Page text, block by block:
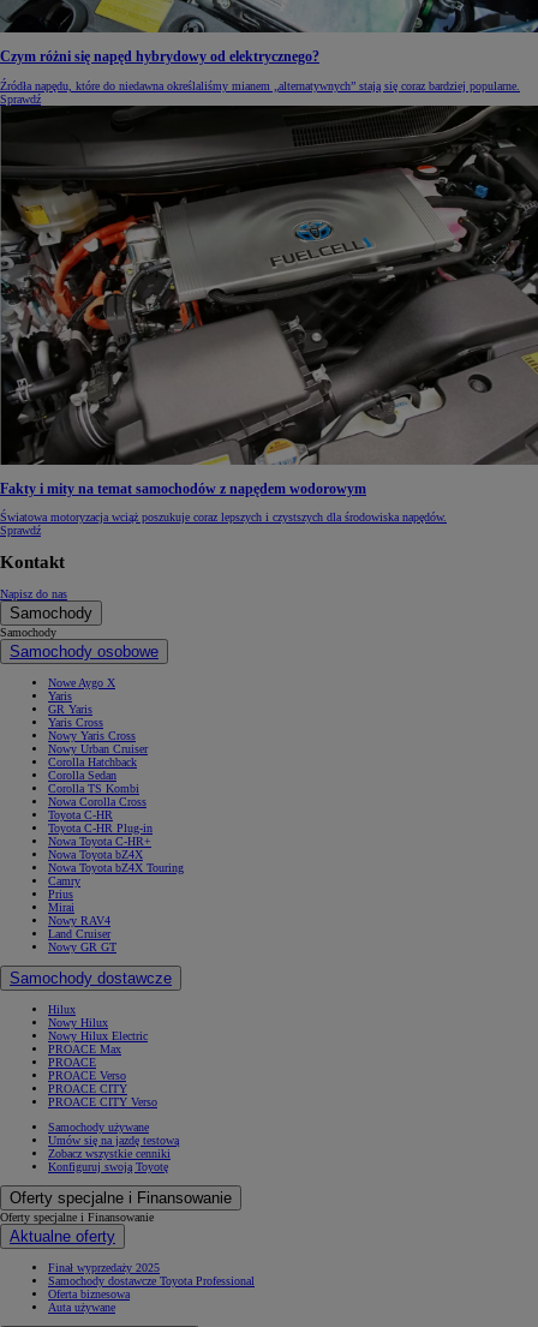
Czym różni się napęd hybrydowy od elektrycznego?
Źródła napędu, które do niedawna określaliśmy mianem „alternatywnych” stają się coraz bardziej popularne.
Sprawdź
Fakty i mity na temat samochodów z napędem wodorowym
Światowa motoryzacja wciąż poszukuje coraz lepszych i czystszych dla środowiska napędów.
Sprawdź
Kontakt
Napisz do nas
Samochody
Samochody
Samochody osobowe
Nowe Aygo X
Yaris
GR Yaris
Yaris Cross
Nowy Yaris Cross
Nowy Urban Cruiser
Corolla Hatchback
Corolla Sedan
Corolla TS Kombi
Nowa Corolla Cross
Toyota C-HR
Toyota C-HR Plug-in
Nowa Toyota C-HR+
Nowa Toyota bZ4X
Nowa Toyota bZ4X Touring
Camry
Prius
Mirai
Nowy RAV4
Land Cruiser
Nowy GR GT
Samochody dostawcze
Hilux
Nowy Hilux
Nowy Hilux Electric
PROACE Max
PROACE
PROACE Verso
PROACE CITY
PROACE CITY Verso
Samochody używane
Umów się na jazdę testową
Zobacz wszystkie cenniki
Konfiguruj swoją Toyotę
Oferty specjalne i Finansowanie
Oferty specjalne i Finansowanie
Aktualne oferty
Finał wyprzedaży 2025
Samochody dostawcze Toyota Professional
Oferta biznesowa
Auta używane